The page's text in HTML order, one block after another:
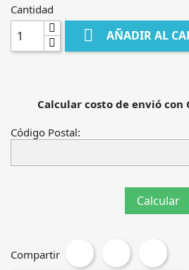
Cantidad
 AÑADIR AL
Calcular costo de envió
Código Postal:
Compartir